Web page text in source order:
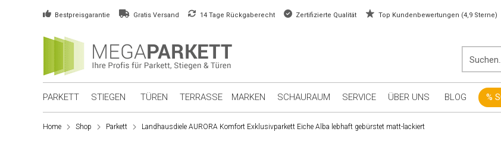
Bestpreisgarantie Gratis Versand 14 Tage Rückgaberecht Zertifizierte Qualität Top Kundenbewertungen (4,9 Sterne)
PARKETT STIEGEN TÜREN TERRASSE MARKEN SCHAURAUM SERVICE ÜBER UNS BLOG %
Home Shop Parkett Landhausdiele AURORA Komfort Exklusivparkett Eiche Alba lebhaft gebürstet matt-lackiert